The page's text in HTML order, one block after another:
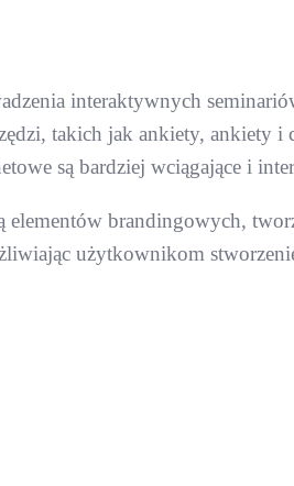
interaktywnych
takich jak ankiety, ankiety i
są bardziej wciągające i
brandingowych,
użytkownikom